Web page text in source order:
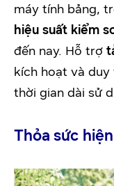
máy tính bảng,
hiệu suất kiểm
đến nay. Hỗ trợ
kích hoạt và duy
thời gian dài sử
Thỏa sức